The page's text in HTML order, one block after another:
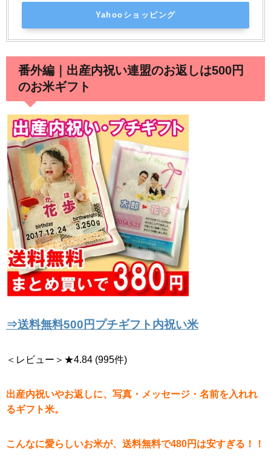
Yahooショッピング
番外編｜出産内祝い連盟のお返しは500円
のお米ギフト
⇒送料無料500円プチギフト内祝い米
＜レビュー＞★4.84 (995件)
出産内祝いやお返しに、写真・メッセージ・名前を入れれ
るギフト米。
こんなに愛らしいお米が、送料無料で480円は安すぎる！！